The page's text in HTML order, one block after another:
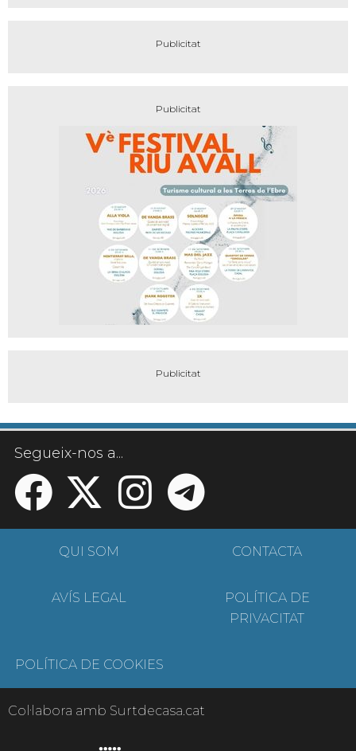
Segueix-nos a...
QUI SOM CONTACTA
AVÍS LEGAL
POLÍTICA DE
PRIVACITAT
POLÍTICA DE COOKIES
Col·labora amb Surtdecasa.cat